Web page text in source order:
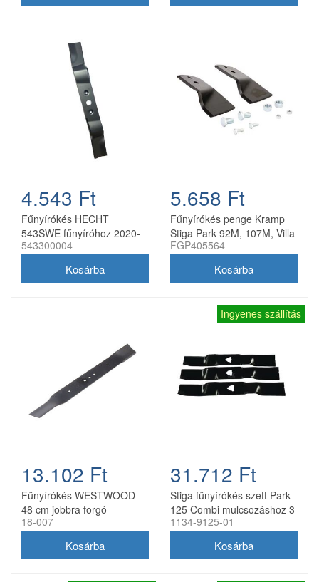
4.543 Ft
Fűnyírókés HECHT
543SWE fűnyíróhoz 2020-
21
543300004
5.658 Ft
Fűnyírókés penge Kramp
Stiga Park 92M, 107M, Villa
92M, 107M 170 mm
FGP405564
13.102 Ft
Fűnyírókés WESTWOOD
48 cm jobbra forgó
18-007
Ingyenes szállítás
31.712 Ft
Stiga fűnyírókés szett Park
125 Combi mulcsozáshoz 3
db
1134-9125-01